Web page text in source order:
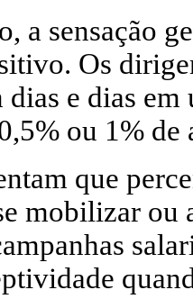
a sensação
Os
dias e dias
ou 1% de
que
mobilizar ou